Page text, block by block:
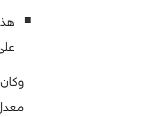
معدل الفائدة بواقع 1